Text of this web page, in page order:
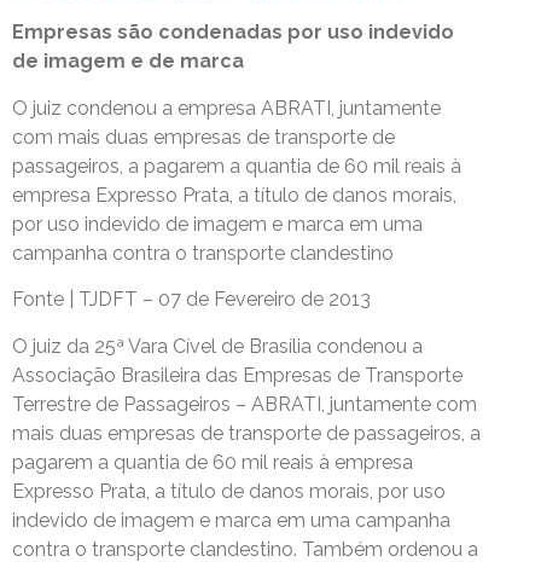
Empresas são condenadas por uso indevido
de imagem e de marca
O juiz condenou a empresa ABRATI, juntamente
com mais duas empresas de transporte de
passageiros, a pagarem a quantia de 60 mil reais à
empresa Expresso Prata, a título de danos morais,
por uso indevido de imagem e marca em uma
campanha contra o transporte clandestino
Fonte | TJDFT – 07 de Fevereiro de 2013
O juiz da 25ª Vara Cível de Brasília condenou a
Associação Brasileira das Empresas de Transporte
Terrestre de Passageiros – ABRATI, juntamente com
mais duas empresas de transporte de passageiros, a
pagarem a quantia de 60 mil reais à empresa
Expresso Prata, a título de danos morais, por uso
indevido de imagem e marca em uma campanha
contra o transporte clandestino. Também ordenou a